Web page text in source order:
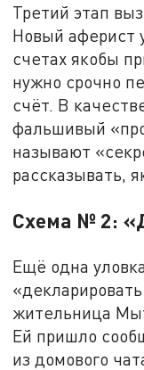
Третий этап
Новый аферист
счетах якобы
нужно срочно
счёт. В
фальшивый
называют
рассказывать,
Схема № 2:
Ещё одна
жительница
Ей пришло
из домового